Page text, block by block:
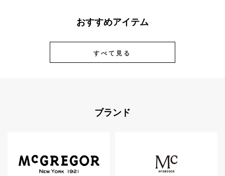
おすすめアイテム
すべて見る
ブランド